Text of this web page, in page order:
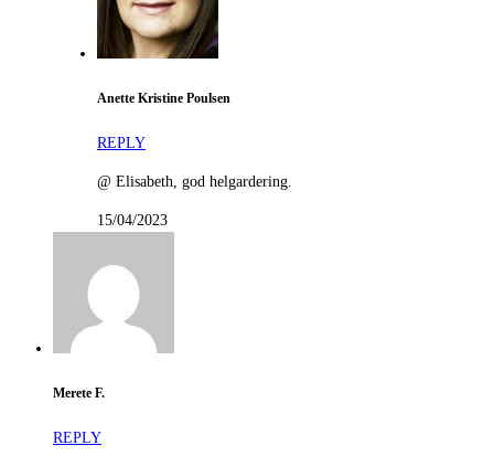
Anette Kristine Poulsen
REPLY
@ Elisabeth, god helgardering.
15/04/2023
Merete F.
REPLY